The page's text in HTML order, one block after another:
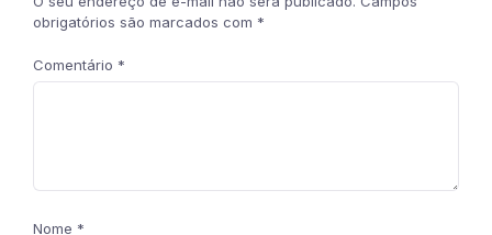
obrigatórios são marcados com *
Comentário *
Nome *